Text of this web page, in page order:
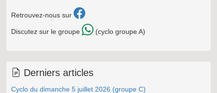
Retrouvez-nous sur
Discutez sur le groupe (cyclo groupe A)
Derniers articles
Cyclo du dimanche 5 juillet 2026 (groupe C)